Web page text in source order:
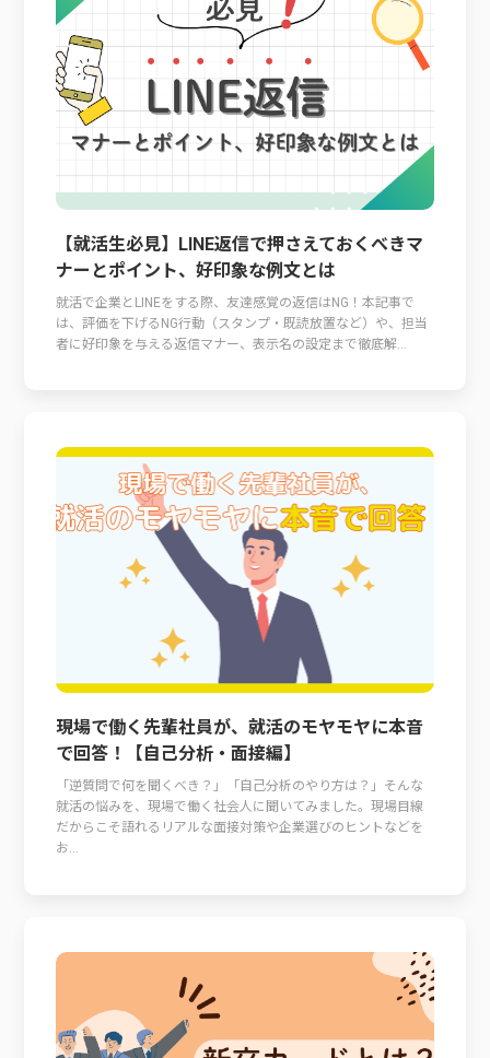
【就活生必見】LINE返信で押さえておくべきマ
ナーとポイント、好印象な例文とは
就活で企業とLINEをする際、友達感覚の返信はNG！本記事で
は、評価を下げるNG行動（スタンプ・既読放置など）や、担当
者に好印象を与える返信マナー、表示名の設定まで徹底解...
現場で働く先輩社員が、就活のモヤモヤに本音
で回答！【自己分析・面接編】
「逆質問で何を聞くべき？」「自己分析のやり方は？」そんな
就活の悩みを、現場で働く社会人に聞いてみました。現場目線
だからこそ語れるリアルな面接対策や企業選びのヒントなどを
お...